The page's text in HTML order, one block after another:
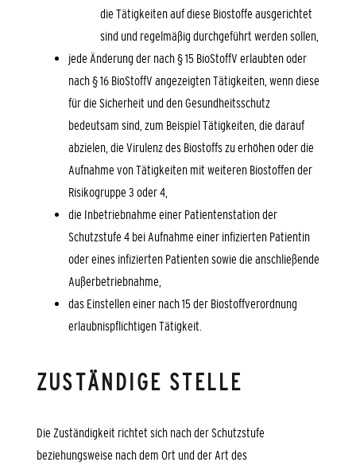
die Tätigkeiten auf diese Biostoffe ausgerichtet
sind und regelmäßig durchgeführt werden sollen,
jede Änderung der nach § 15 BioStoffV erlaubten oder
nach § 16 BioStoffV angezeigten Tätigkeiten, wenn diese
für die Sicherheit und den Gesundheitsschutz
bedeutsam sind, zum Beispiel Tätigkeiten, die darauf
abzielen, die Virulenz des Biostoffs zu erhöhen oder die
Aufnahme von Tätigkeiten mit weiteren Biostoffen der
Risikogruppe 3 oder 4,
die Inbetriebnahme einer Patientenstation der
Schutzstufe 4 bei Aufnahme einer infizierten Patientin
oder eines infizierten Patienten sowie die anschließende
Außerbetriebnahme,
das Einstellen einer nach 15 der Biostoffverordnung
erlaubnispflichtigen Tätigkeit.
ZUSTÄNDIGE STELLE
Die Zuständigkeit richtet sich nach der Schutzstufe
beziehungsweise nach dem Ort und der Art des